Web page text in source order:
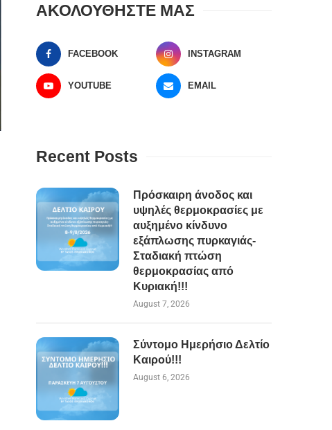
ΑΚΟΛΟΥΘΗΣΤΕ ΜΑΣ
FACEBOOK INSTAGRAM
YOUTUBE EMAIL
Recent Posts
Πρόσκαιρη άνοδος και
υψηλές θερμοκρασίες με
αυξημένο κίνδυνο
εξάπλωσης πυρκαγιάς-
Σταδιακή πτώση
θερμοκρασίας από
Κυριακή!!!
August 7, 2026
Σύντομο Ημερήσιο Δελτίο
Καιρού!!!
August 6, 2026